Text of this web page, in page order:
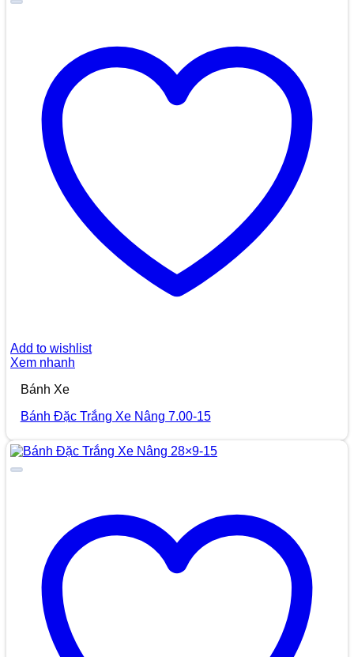
Add to wishlist
Xem nhanh
Bánh Xe
Bánh Đặc Trắng Xe Nâng 7.00-15